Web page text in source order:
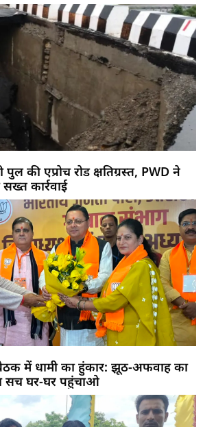
की एप्रोच रोड क्षतिग्रस्त, PWD ने
कार्रवाई
में धामी का हुंकार: झूठ-अफवाह का
सच घर-घर पहुंचाओ